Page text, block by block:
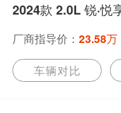
2024款 2.0L 锐·悦
厂商指导价： 23.58万
车辆对比